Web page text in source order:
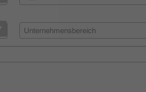
Unternehmensbereich